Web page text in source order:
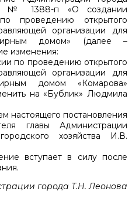
№ 1388-п «О создании
проведению открытого
организации для
домом» (далее –
изменения:
по проведению открытого
организации для
домом «Комарова»
на «Бублик» Людмила
настоящего постановления
главы Администрации
хозяйства И.В.
вступает в силу после
города Т.Н. Леонова